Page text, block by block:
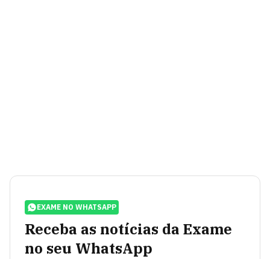
EXAME NO WHATSAPP
Receba as notícias da Exame
no seu WhatsApp